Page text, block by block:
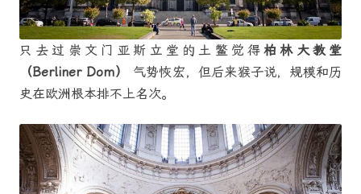
只去过崇文门亚斯立堂的土鳖觉得柏林大教堂
（Berliner Dom） 气势恢宏，但后来猴子说，规模和历
史在欧洲根本排不上名次。